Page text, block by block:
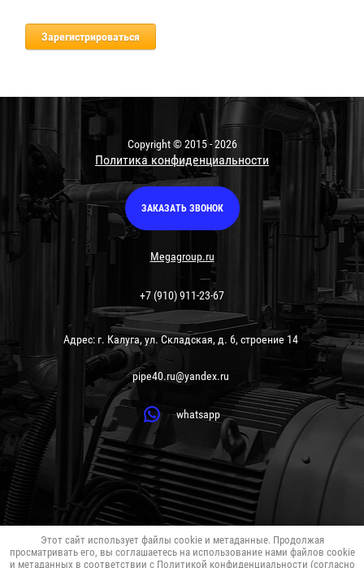
Copyright © 2015 - 2026
Политика конфиденциальности
Этот сайт использует файлы cookie и метаданные. Продолжая
просматривать его, вы соглашаетесь на использование нами файлов cookie
и метаданных в соответствии с Политикой конфиденциальности (согласно
ЗАКАЗАТЬ ЗВОНОК
Megagroup.ru
+7 (910) 911-23-67
Адрес: г. Калуга, ул. Складская, д. 6, строение 14
pipe40.ru@yandex.ru
whatsapp